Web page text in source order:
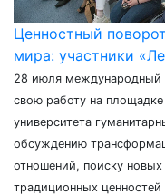
Ценностный
мира: участники
28 июля международный
свою работу на площадке
университета
обсуждению
отношений, поиску
традиционных ценностей